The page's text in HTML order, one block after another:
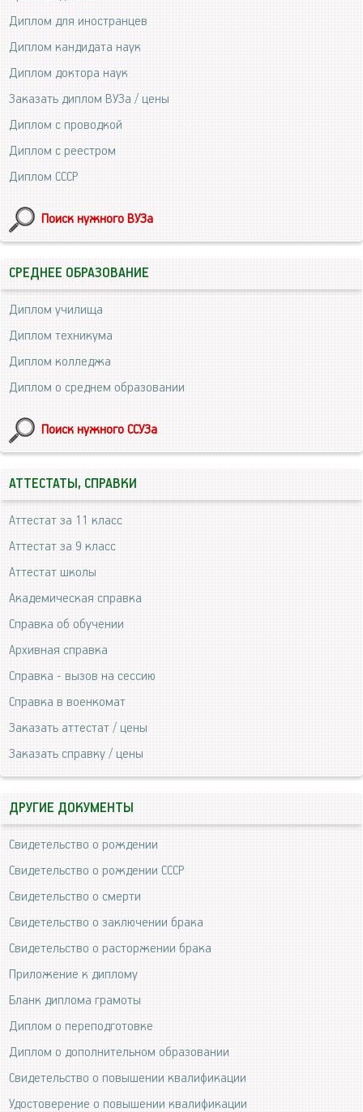
Диплом для иностранцев
Диплом кандидата наук
Диплом доктора наук
Заказать диплом ВУЗа / цены
Диплом с проводкой
Диплом с реестром
Диплом СССР
Поиск нужного ВУЗа
СРЕДНЕЕ ОБРАЗОВАНИЕ
Диплом училища
Диплом техникума
Диплом колледжа
Диплом о среднем образовании
Поиск нужного ССУЗа
АТТЕСТАТЫ, СПРАВКИ
Аттестат за 11 класс
Аттестат за 9 класс
Аттестат школы
Академическая справка
Справка об обучении
Архивная справка
Справка - вызов на сессию
Справка в военкомат
Заказать аттестат / цены
Заказать справку / цены
ДРУГИЕ ДОКУМЕНТЫ
Свидетельство о рождении
Свидетельство о рождении СССР
Свидетельство о смерти
Свидетельство о заключении брака
Свидетельство о расторжении брака
Приложение к диплому
Бланк диплома грамоты
Диплом о переподготовке
Диплом о дополнительном образовании
Свидетельство о повышении квалификации
Удостоверение о повышении квалификации